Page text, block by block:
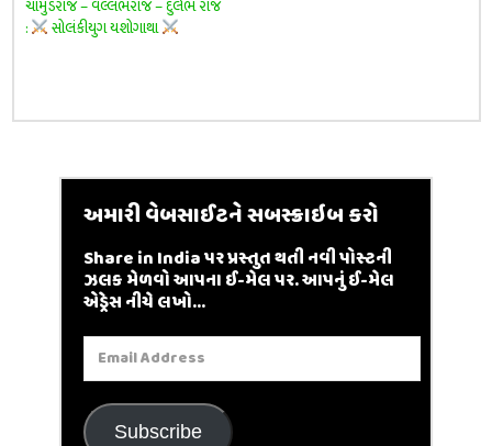
ચામુંડરાજ – વલ્લભરાજ – દુર્લભ રાજ
:
સોલંકીયુગ યશોગાથા
અમારી વેબસાઈટને સબસ્ક્રાઇબ કરો
Share in India પર પ્રસ્તુત થતી નવી પોસ્ટની
ઝલક મેળવો આપના ઈ-મેલ પર. આપનું ઈ-મેલ
એડ્રેસ નીચે લખો...
Email
Address
Subscribe